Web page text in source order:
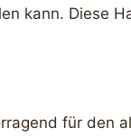
kann. Diese
für den